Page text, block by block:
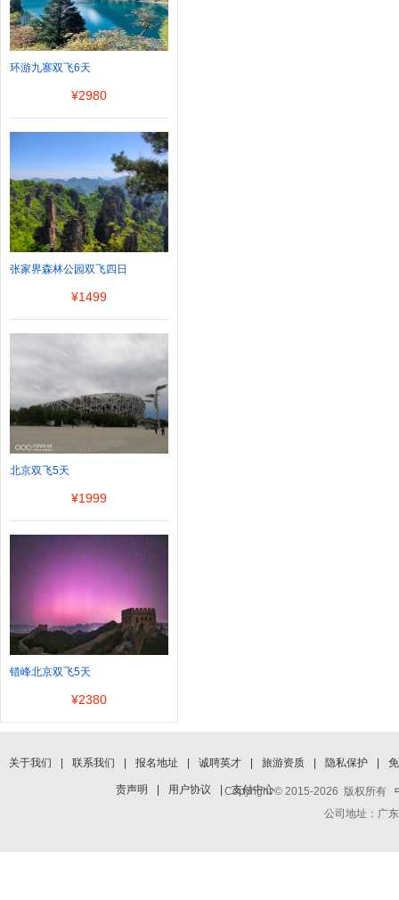
环游九寨双飞6天
¥2980
张家界森林公园双飞四日
¥1499
北京双飞5天
¥1999
错峰北京双飞5天
¥2380
关于我们 联系我们 报名地址 诚聘英才 旅游资质 隐私保护 免
责声明 用户协议 支付中心
Copyright © 2015-2026 版权所有
公司地址：广